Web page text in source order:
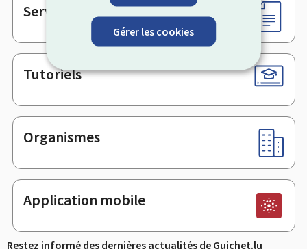
Gérer les cookies
Services en ligne & Formulaires
Tutoriels
Organismes
Application mobile
Restez informé des dernières actualités de Guichet.lu